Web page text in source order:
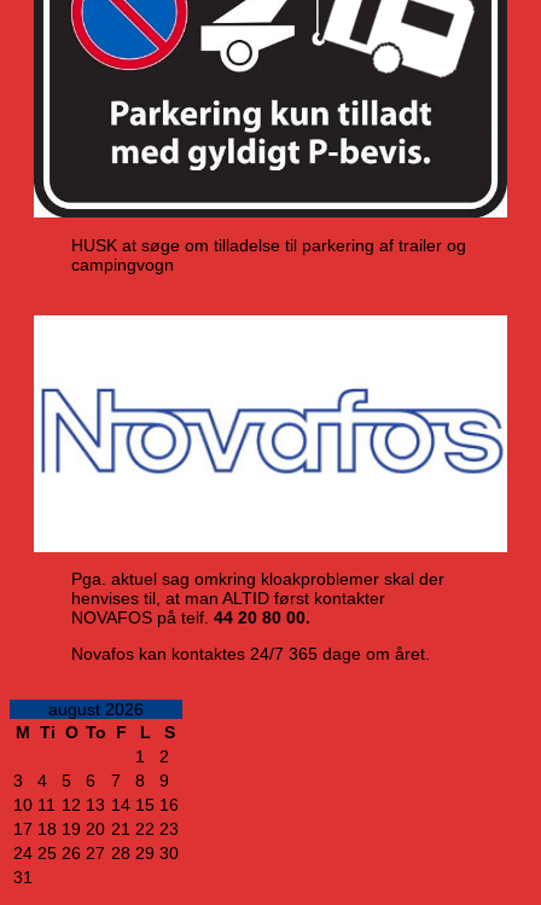
HUSK at søge om tilladelse til parkering af trailer og
campingvogn
Pga. aktuel sag omkring kloakproblemer skal der
henvises til, at man ALTID først kontakter
NOVAFOS på telf. 44 20 80 00.
Novafos kan kontaktes 24/7 365 dage om året.
august 2026
M Ti O To F L
S
1
2
3
4 5 6 7 8
9
10 11 12 13 14 15 16
17 18 19 20 21 22 23
24 25 26 27 28 29 30
31